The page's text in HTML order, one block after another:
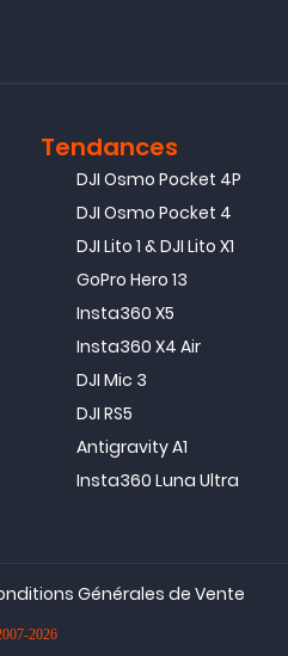
Tendances
DJI Osmo Pocket 4P
DJI Osmo Pocket 4
DJI Lito 1 & DJI Lito X1
GoPro Hero 13
Insta360 X5
Insta360 X4 Air
DJI Mic 3
DJI RS5
Antigravity A1
Insta360 Luna Ultra
Générales de Vente
2026